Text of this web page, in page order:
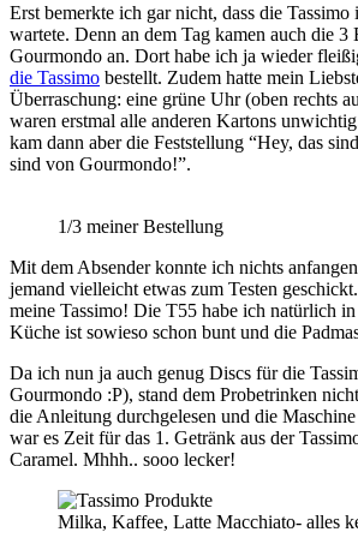
Erst bemerkte ich gar nicht, dass die
wartete. Denn an dem Tag kamen auch die 3
Gourmondo an. Dort habe ich ja wieder
die Tassimo bestellt. Zudem hatte mein
Überraschung: eine grüne Uhr (oben rechts
waren erstmal alle anderen Kartons
kam dann aber die Feststellung “Hey, das
sind von Gourmondo!”.
1/3 meiner Bestellung
Mit dem Absender konnte ich nichts
jemand vielleicht etwas zum Testen
meine Tassimo! Die T55 habe ich natürlich
Küche ist sowieso schon bunt und die
Da ich nun ja auch genug Discs für die
Gourmondo :P), stand dem Probetrinken
die Anleitung durchgelesen und die
war es Zeit für das 1. Getränk aus der
Caramel. Mhhh.. sooo lecker!
Milka, Kaffee, Latte Macchiato- alles